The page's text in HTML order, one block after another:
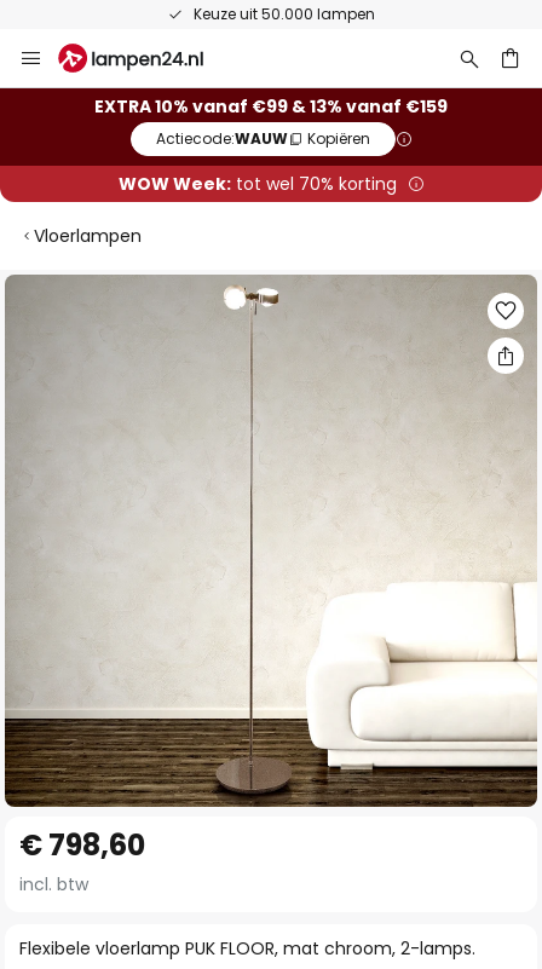
Keuze uit 50.000 lampen
naar
EXTRA 10% vanaf €99 & 13% vanaf €159
Actiecode:WAUW Kopiëren
WOW Week:tot wel 70% korting
Vloerlampen
Ga
einde
naar
het
van
Flexibele vloerlamp PUK FLOOR, mat chroom, 2-lamps.
€ 798,60
incl. btw